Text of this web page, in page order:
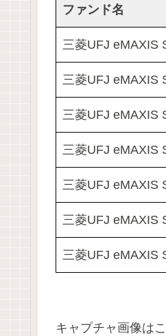
ファンド名
三菱UFJ eMAXIS
三菱UFJ eMAXIS
三菱UFJ eMAXIS
三菱UFJ eMAXIS
三菱UFJ eMAXIS
三菱UFJ eMAXIS
三菱UFJ eMAXIS
キャプチャ画像は